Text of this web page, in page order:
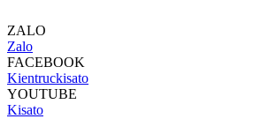
ZALO
Zalo
FACEBOOK
Kientruckisato
YOUTUBE
Kisato